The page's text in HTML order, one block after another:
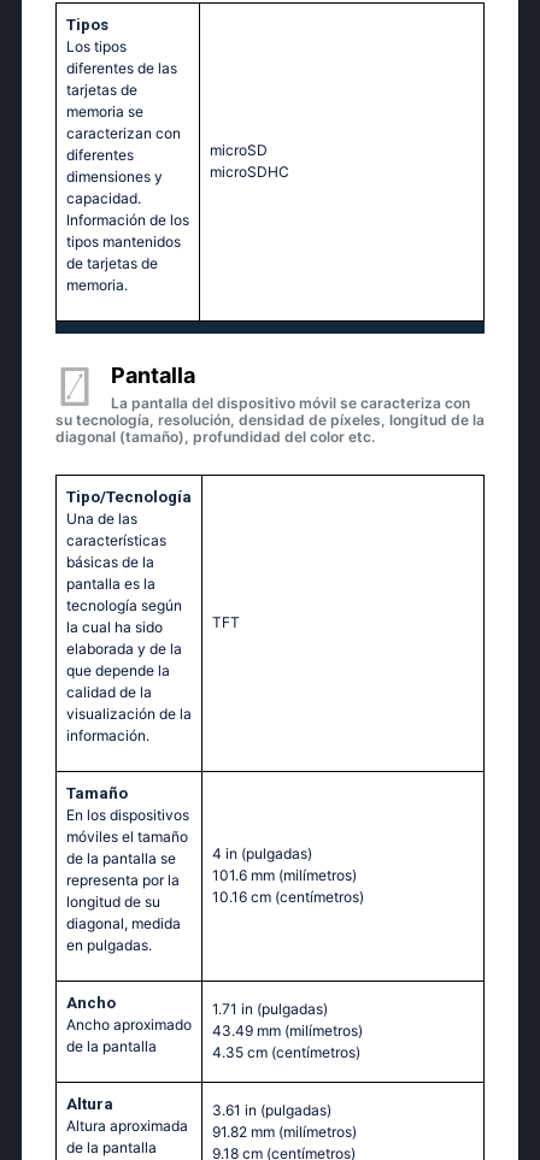
Tipos
Los tipos
diferentes de las
tarjetas de
memoria se
caracterizan con
diferentes
dimensiones y
capacidad.
Información de los
tipos mantenidos
de tarjetas de
memoria.
microSD
microSDHC
Pantalla
La pantalla del dispositivo móvil se caracteriza con
su tecnología, resolución, densidad de píxeles, longitud de la
diagonal (tamaño), profundidad del color etc.
Tipo/Tecnología
Una de las
características
básicas de la
pantalla es la
tecnología según
la cual ha sido
elaborada y de la
que depende la
calidad de la
visualización de la
información.
TFT
Tamaño
En los dispositivos
móviles el tamaño
de la pantalla se
representa por la
longitud de su
diagonal, medida
en pulgadas.
4 in (pulgadas)
101.6 mm (milímetros)
10.16 cm (centímetros)
Ancho
Ancho aproximado
de la pantalla
1.71 in (pulgadas)
43.49 mm (milímetros)
4.35 cm (centímetros)
Altura
Altura aproximada
de la pantalla
3.61 in (pulgadas)
91.82 mm (milímetros)
9.18 cm (centímetros)